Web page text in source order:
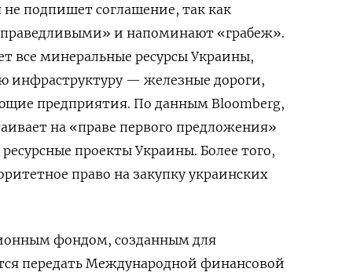
подпишет соглашение, так как
и напоминают «грабеж».
все минеральные ресурсы Украины,
инфраструктуру — железные дороги,
предприятия. По данным Bloomberg,
на «праве первого предложения»
проекты Украины. Более того,
право на закупку украинских
фондом, созданным для
передать Международной финансовой